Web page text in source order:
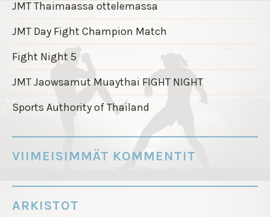
N
S
E
L
A
U
S
JMT Thaimaassa ottelemassa
JMT Day Fight Champion Match
Fight Night 5
JMT Jaowsamut Muaythai FIGHT NIGHT
Sports Authority of Thailand
VIIMEISIMMÄT KOMMENTIT
ARKISTOT